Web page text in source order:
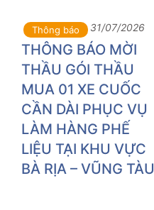
Thông báo 31/07/2026
THÔNG BÁO MỜI
THẦU GÓI THẦU
MUA 01 XE CUỐC
CẦN DÀI PHỤC VỤ
LÀM HÀNG PHẾ
LIỆU TẠI KHU VỰC
BÀ RỊA – VŨNG TÀU